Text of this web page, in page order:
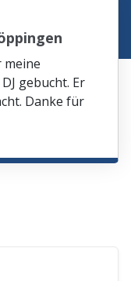
meine
gebucht. Er
Danke für